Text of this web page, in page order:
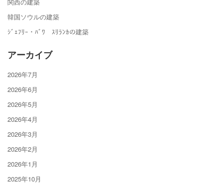
韓国ソウルの建築
ｼﾞｪﾌﾘｰ・ﾊﾞﾜ ｽﾘﾗﾝｶの建築
アーカイブ
2026年7月
2026年6月
2026年5月
2026年4月
2026年3月
2026年2月
2026年1月
2025年10月